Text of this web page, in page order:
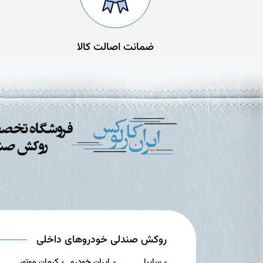
ضمانت اصالت کالا
روکش صندلی خودروهای داخلی